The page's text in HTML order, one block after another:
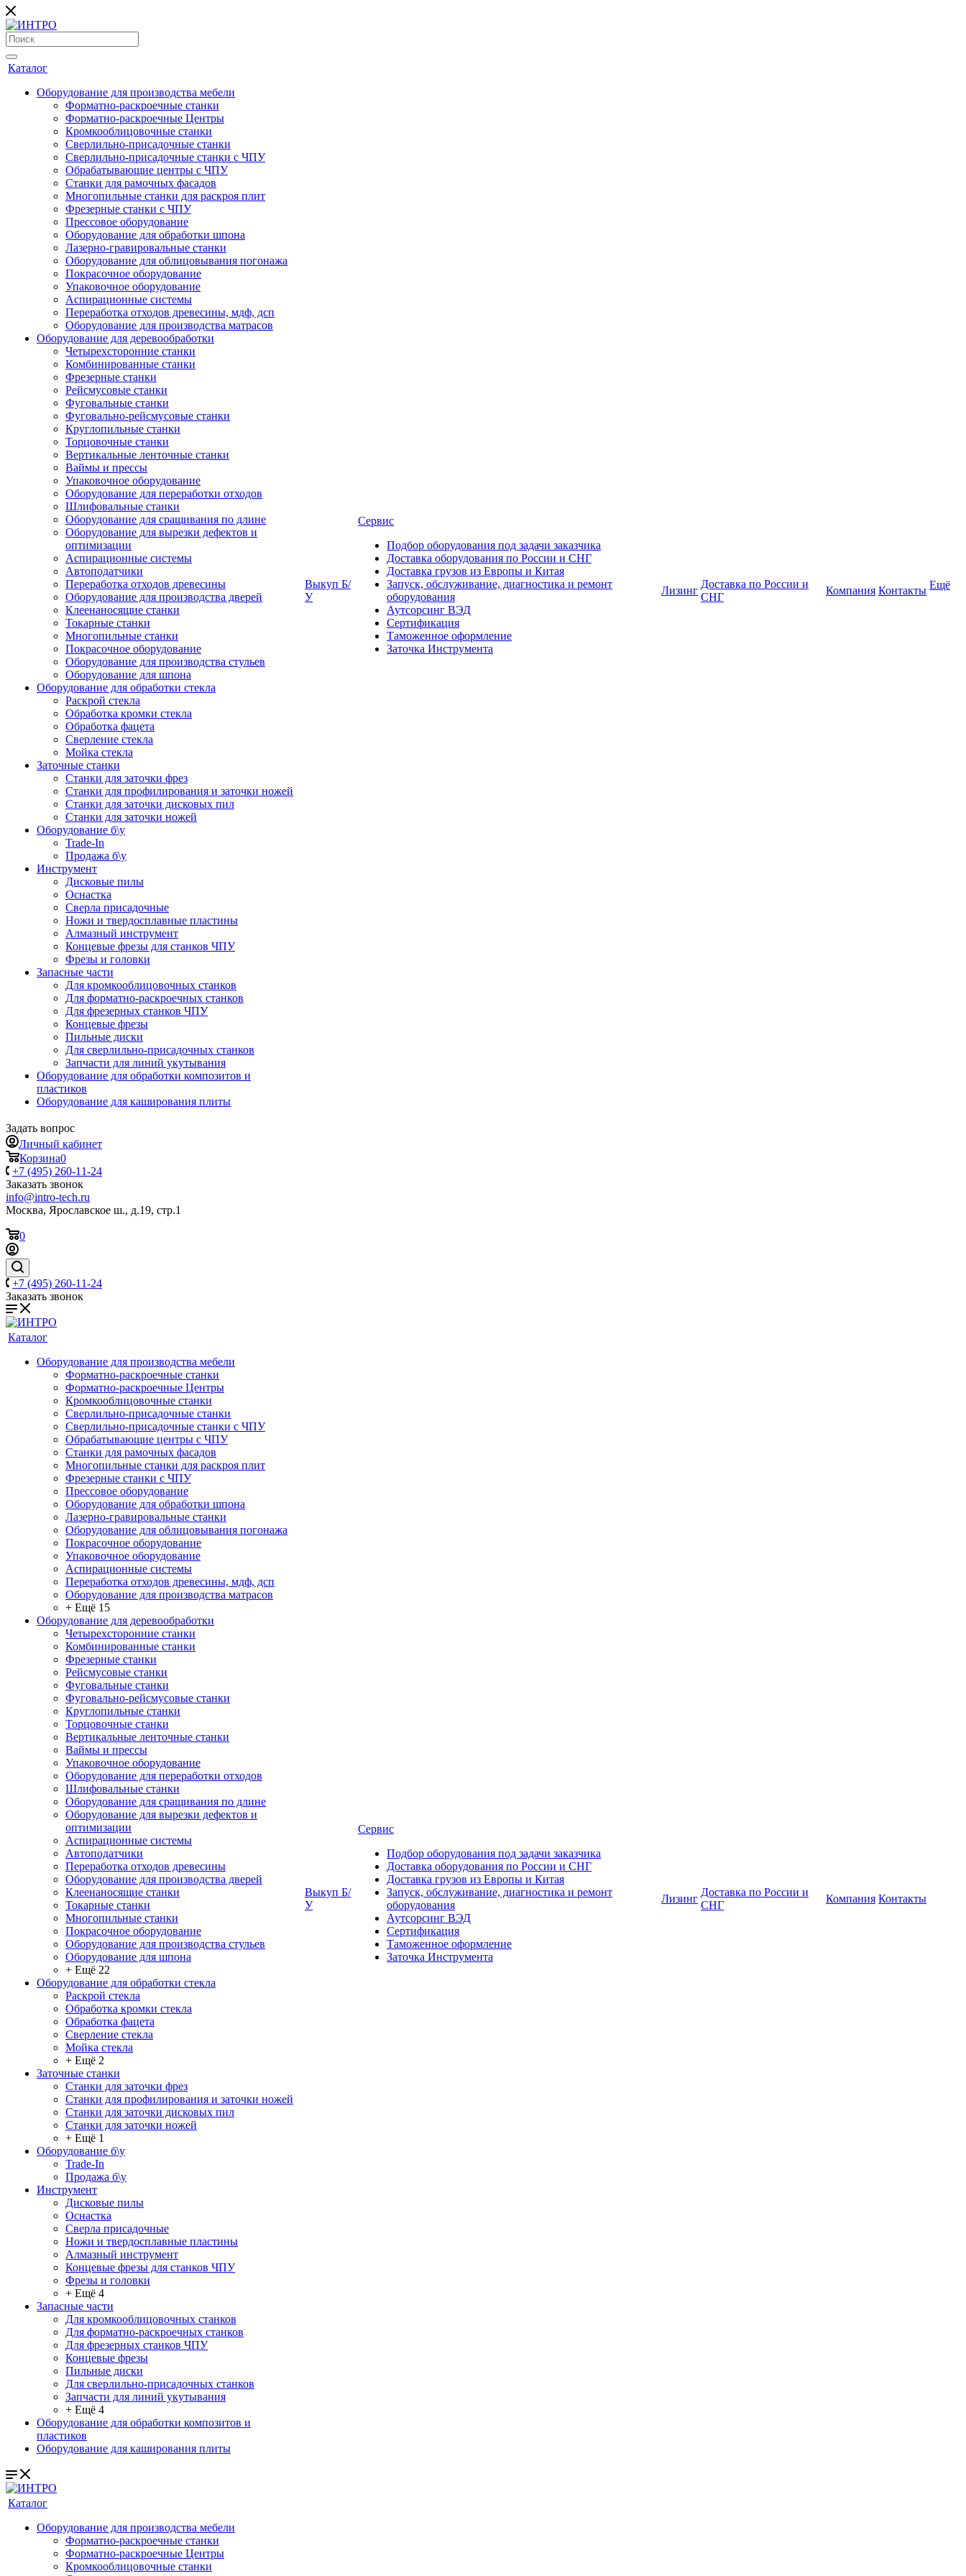
Каталог
Оборудование для производства мебели
Форматно-раскроечные станки
Форматно-раскроечные Центры
Кромкооблицовочные станки
Сверлильно-присадочные станки
Сверлильно-присадочные станки с ЧПУ
Обрабатывающие центры с ЧПУ
Станки для рамочных фасадов
Многопильные станки для раскроя плит
Фрезерные станки с ЧПУ
Прессовое оборудование
Оборудование для обработки шпона
Лазерно-гравировальные станки
Оборудование для облицовывания погонажа
Покрасочное оборудование
Упаковочное оборудование
Аспирационные системы
Переработка отходов древесины, мдф, дсп
Оборудование для производства матрасов
Оборудование для деревообработки
Четырехсторонние станки
Комбинированные станки
Фрезерные станки
Рейсмусовые станки
Фуговальные станки
Фуговально-рейсмусовые станки
Круглопильные станки
Торцовочные станки
Вертикальные ленточные станки
Ваймы и прессы
Упаковочное оборудование
Оборудование для переработки отходов
Шлифовальные станки
Оборудование для сращивания по длине
Оборудование для вырезки дефектов и
оптимизации
Аспирационные системы
Автоподатчики
Переработка отходов древесины
Оборудование для производства дверей
Клеенаносящие станки
Токарные станки
Многопильные станки
Покрасочное оборудование
Оборудование для производства стульев
Оборудование для шпона
Оборудование для обработки стекла
Раскрой стекла
Обработка кромки стекла
Обработка фацета
Сверление стекла
Мойка стекла
Заточные станки
Станки для заточки фрез
Станки для профилирования и заточки ножей
Станки для заточки дисковых пил
Станки для заточки ножей
Оборудование б\у
Trade-In
Продажа б\у
Инструмент
Дисковые пилы
Оснастка
Сверла присадочные
Ножи и твердосплавные пластины
Алмазный инструмент
Концевые фрезы для станков ЧПУ
Фрезы и головки
Запасные части
Для кромкооблицовочных станков
Для форматно-раскроечных станков
Для фрезерных станков ЧПУ
Концевые фрезы
Пильные диски
Для сверлильно-присадочных станков
Запчасти для линий укутывания
Оборудование для обработки композитов и
пластиков
Оборудование для каширования плиты
Выкуп Б/
У
Сервис
Подбор оборудования под задачи заказчика
Доставка оборудования по России и СНГ
Доставка грузов из Европы и Китая
Запуск, обслуживание, диагностика и ремонт
оборудования
Аутсорсинг ВЭД
Сертификация
Таможенное оформление
Заточка Инструмента
Лизинг
Доставка по России и
СНГ
Компания Контакты Ещё
Задать вопрос
Личный кабинет
Корзина0
+7 (495) 260-11-24
Заказать звонок
info@intro-tech.ru
Москва, Ярославское ш., д.19, стр.1
0
+7 (495) 260-11-24
Заказать звонок
Каталог
Оборудование для производства мебели
Форматно-раскроечные станки
Форматно-раскроечные Центры
Кромкооблицовочные станки
Сверлильно-присадочные станки
Сверлильно-присадочные станки с ЧПУ
Обрабатывающие центры с ЧПУ
Станки для рамочных фасадов
Многопильные станки для раскроя плит
Фрезерные станки с ЧПУ
Прессовое оборудование
Оборудование для обработки шпона
Лазерно-гравировальные станки
Оборудование для облицовывания погонажа
Покрасочное оборудование
Упаковочное оборудование
Аспирационные системы
Переработка отходов древесины, мдф, дсп
Оборудование для производства матрасов
+ Ещё 15
Оборудование для деревообработки
Четырехсторонние станки
Комбинированные станки
Фрезерные станки
Рейсмусовые станки
Фуговальные станки
Фуговально-рейсмусовые станки
Круглопильные станки
Торцовочные станки
Вертикальные ленточные станки
Ваймы и прессы
Упаковочное оборудование
Оборудование для переработки отходов
Шлифовальные станки
Оборудование для сращивания по длине
Оборудование для вырезки дефектов и
оптимизации
Аспирационные системы
Автоподатчики
Переработка отходов древесины
Оборудование для производства дверей
Клеенаносящие станки
Токарные станки
Многопильные станки
Покрасочное оборудование
Оборудование для производства стульев
Оборудование для шпона
+ Ещё 22
Оборудование для обработки стекла
Раскрой стекла
Обработка кромки стекла
Обработка фацета
Сверление стекла
Мойка стекла
+ Ещё 2
Заточные станки
Станки для заточки фрез
Станки для профилирования и заточки ножей
Станки для заточки дисковых пил
Станки для заточки ножей
+ Ещё 1
Оборудование б\у
Trade-In
Продажа б\у
Инструмент
Дисковые пилы
Оснастка
Сверла присадочные
Ножи и твердосплавные пластины
Алмазный инструмент
Концевые фрезы для станков ЧПУ
Фрезы и головки
+ Ещё 4
Запасные части
Для кромкооблицовочных станков
Для форматно-раскроечных станков
Для фрезерных станков ЧПУ
Концевые фрезы
Пильные диски
Для сверлильно-присадочных станков
Запчасти для линий укутывания
+ Ещё 4
Оборудование для обработки композитов и
пластиков
Оборудование для каширования плиты
Выкуп Б/
У
Сервис
Подбор оборудования под задачи заказчика
Доставка оборудования по России и СНГ
Доставка грузов из Европы и Китая
Запуск, обслуживание, диагностика и ремонт
оборудования
Аутсорсинг ВЭД
Сертификация
Таможенное оформление
Заточка Инструмента
Лизинг
Доставка по России и
СНГ
Компания Контакты
Каталог
Оборудование для производства мебели
Форматно-раскроечные станки
Форматно-раскроечные Центры
Кромкооблицовочные станки